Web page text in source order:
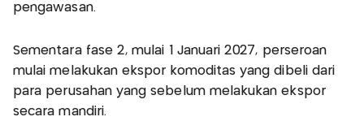
pengawasan.
Sementara fase 2, mulai 1 Januari 2027, perseroan
mulai melakukan ekspor komoditas yang dibeli dari
para perusahan yang sebelum melakukan ekspor
secara mandiri.